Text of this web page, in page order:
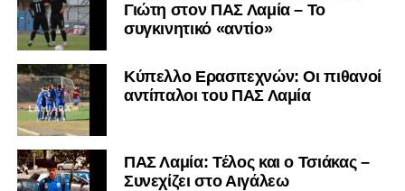
Γιώτη στον ΠΑΣ Λαμία – Το
συγκινητικό «αντίο»
Κύπελλο Ερασιτεχνών: Οι πιθανοί
αντίπαλοι του ΠΑΣ Λαμία
ΠΑΣ Λαμία: Τέλος και ο Τσιάκας –
Συνεχίζει στο Αιγάλεω